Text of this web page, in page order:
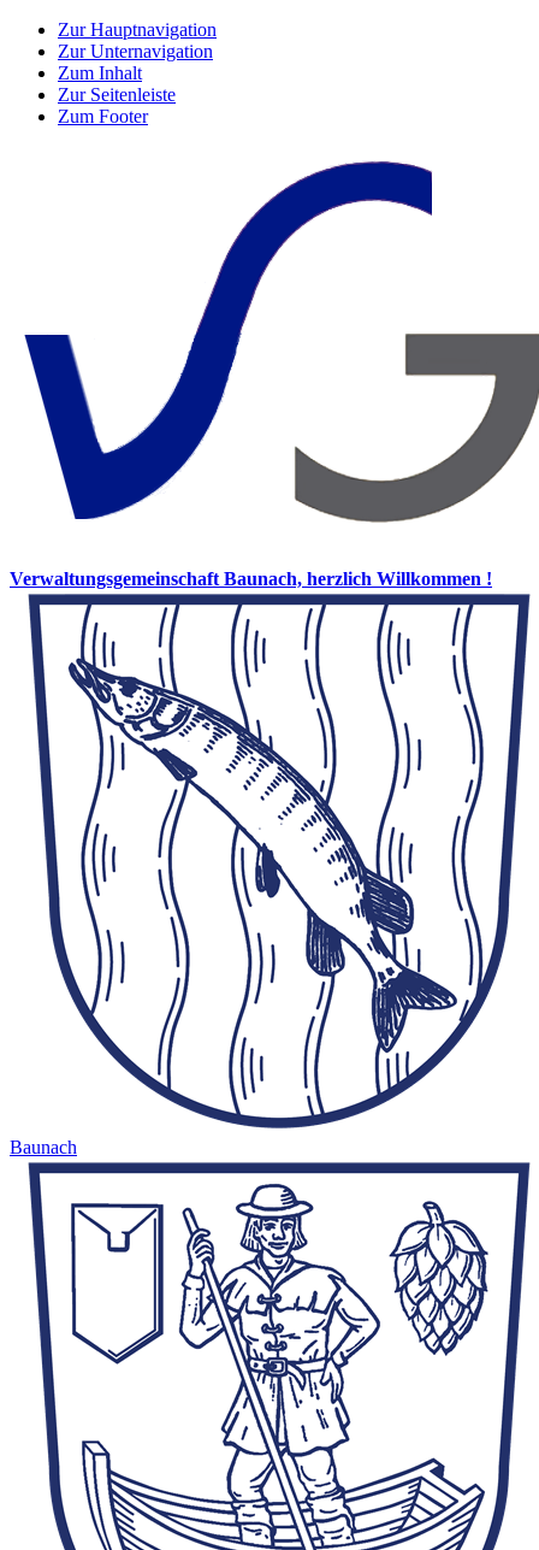
Zur Hauptnavigation
Zur Unternavigation
Zum Inhalt
Zur Seitenleiste
Zum Footer
Verwaltungsgemeinschaft Baunach, herzlich Willkommen !
Baunach